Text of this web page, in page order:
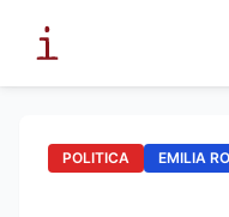
POLITICA EMILIA